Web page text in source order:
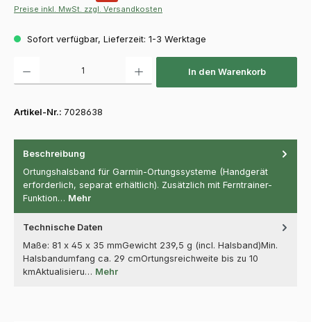
Preise inkl. MwSt. zzgl. Versandkosten
Sofort verfügbar, Lieferzeit: 1-3 Werktage
In den Warenkorb
Artikel-Nr.: 7028638
Beschreibung
Ortungshalsband für Garmin-Ortungssysteme (Handgerät
erforderlich, separat erhältlich). Zusätzlich mit Ferntrainer-
Funktion… Mehr
Technische Daten
Maße: 81 x 45 x 35 mmGewicht 239,5 g (incl. Halsband)Min.
Halsbandumfang ca. 29 cmOrtungsreichweite bis zu 10
kmAktualisieru… Mehr